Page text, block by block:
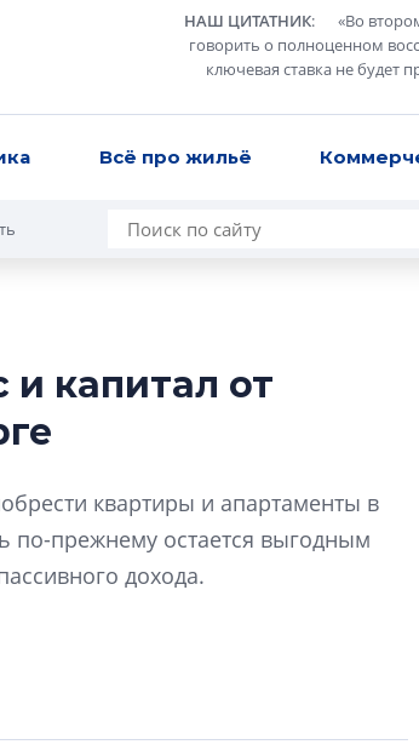
НАШ ЦИТАТНИК: «Во
говорить о полноценном
ключевая ставка не будет
Всё про жильё
капитал от
квартиры и апартаменты в
по-прежнему остается выгодным
дохода.
Усадьба
эпохи фальш-